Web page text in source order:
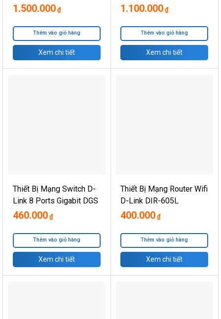
10/100/1000 Mbps
1.500.000 ₫
Thêm vào giỏ hàng
Xem chi tiết
1.100.000 ₫
Thêm vào giỏ hàng
Xem chi tiết
Thiết Bị Mạng Switch D-
Link 8 Ports Gigabit DGS
1008A
460.000 ₫
Thêm vào giỏ hàng
Xem chi tiết
Thiết Bị Mạng Router Wifi
D-Link DIR-605L
400.000 ₫
Thêm vào giỏ hàng
Xem chi tiết